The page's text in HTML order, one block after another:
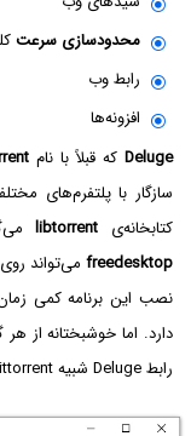
محدودسازی سرعت
رابط وب
افزونه‌ها
Delugeکه قبلاً با نام
سازگار با پلتفرم‌های
کتابخانه‌ی libtorrent
freedesktop می‌تواند
نصب این برنامه کمی
دارد. اما خوشبختانه از هر
رابط Deluge شبیه qBittorrent اما کمی شلوغ‌تر از آن می‌باشد.